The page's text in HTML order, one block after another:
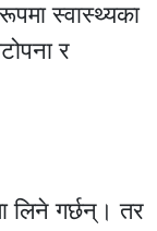
स्वास्थ्यका
र
लिने गर्छन्। तर